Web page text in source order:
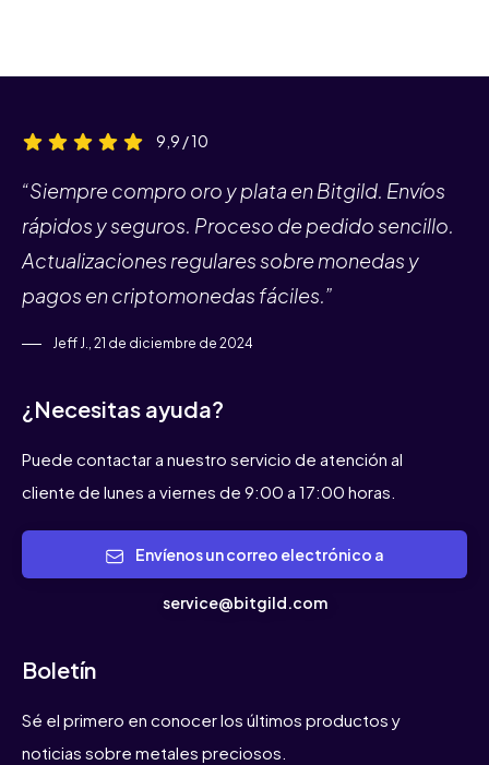
9,9 / 10
“Siempre compro oro y plata en Bitgild. Envíos
rápidos y seguros. Proceso de pedido sencillo.
Actualizaciones regulares sobre monedas y
pagos en criptomonedas fáciles.”
Jeff J., 21 de diciembre de 2024
¿Necesitas ayuda?
Puede contactar a nuestro servicio de atención al
cliente de lunes a viernes de 9:00 a 17:00 horas.
service@bitgild.com
Boletín
Sé el primero en conocer los últimos productos y
noticias sobre metales preciosos.